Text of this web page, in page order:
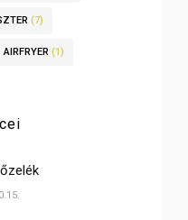
(7)
AIRFRYER (1)